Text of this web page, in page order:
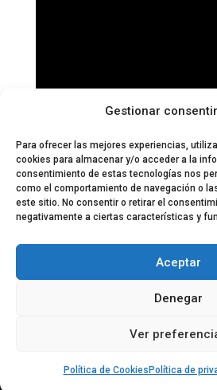
Gestionar
Para ofrecer las mejores experiencias,
cookies para almacenar y/o acceder a la
consentimiento de estas tecnologías nos
como el comportamiento de navegación o
este sitio. No consentir o retirar el
negativamente a ciertas características y
Aceptar
Denegar
Ver
Política de Cookies Política de
Equipo EPDLT